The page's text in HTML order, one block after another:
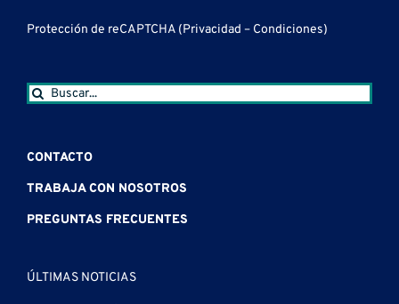
Protección de reCAPTCHA (Privacidad – Condiciones)
Buscar:
CONTACTO
TRABAJA CON NOSOTROS
PREGUNTAS FRECUENTES
ÚLTIMAS NOTICIAS